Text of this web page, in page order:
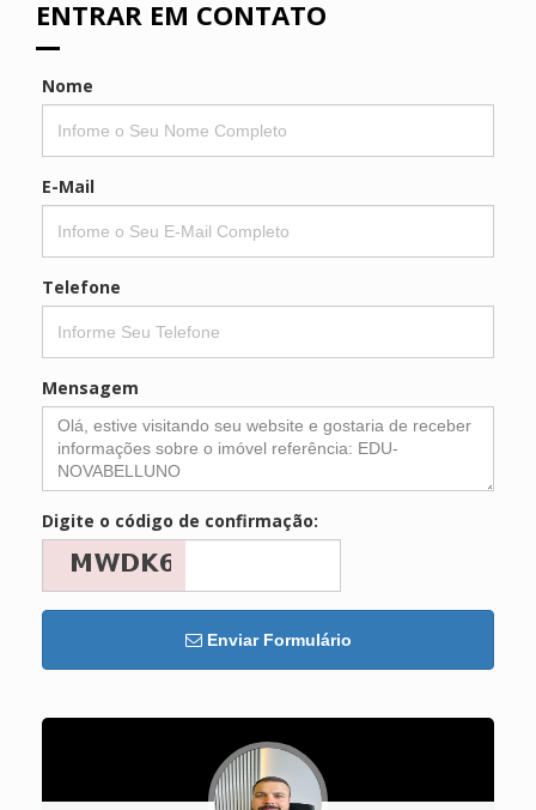
ENTRAR EM CONTATO
Nome
E-Mail
Telefone
Mensagem
Digite o código de confirmação:
Enviar Formulário